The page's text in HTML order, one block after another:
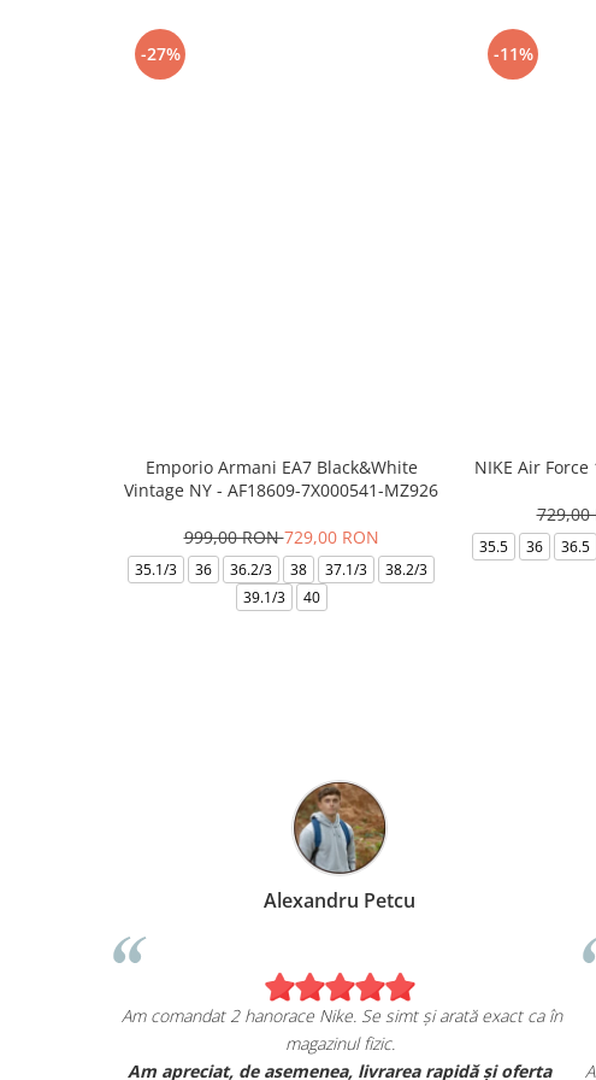
-27%
Emporio Armani EA7 Black&White
Vintage NY - AF18609-7X000541-MZ926
999,00 RON729,00 RON
35.1/3 36 36.2/3 38 37.1/3
38.2/3
39.1/3
40
-11%
NIKE Air
729,00
35.5 36 36.5
Alexandru Petcu
Am comandat 2 hanorace Nike. Se simt și arată exact ca în
magazinul fizic.
Am apreciat, de asemenea, livrarea rapidă și oferta